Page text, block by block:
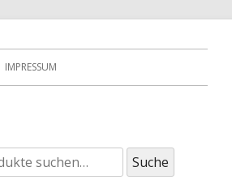
IMPRESSUM
Suche